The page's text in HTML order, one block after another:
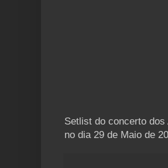
Setlist do concerto
no dia 29 de Maio de